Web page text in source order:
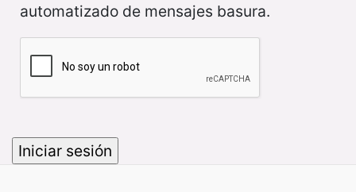
automatizado de mensajes basura.